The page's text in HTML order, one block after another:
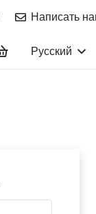
Написать
Русский